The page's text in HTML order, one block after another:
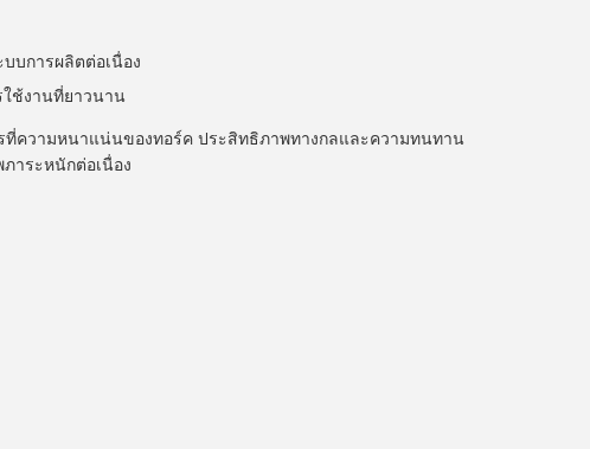
บบการผลิตต่อเนื่อง
ใช้งานที่ยาวนาน
ที่ความหนาแน่นของทอร์ค ประสิทธิภาพทางกลและความทนทาน
าระหนักต่อเนื่อง